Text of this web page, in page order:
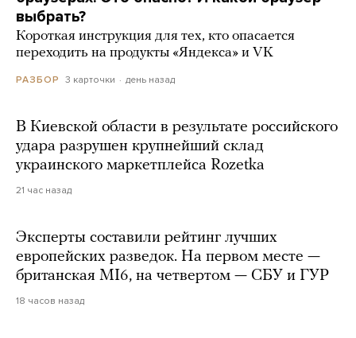
выбрать?
Короткая инструкция для тех, кто опасается
переходить на продукты «Яндекса» и VK
РАЗБОР 3 карточки день назад
В Киевской области в результате российского
удара разрушен крупнейший склад
украинского маркетплейса Rozetka
21 час назад
Эксперты составили рейтинг лучших
европейских разведок. На первом месте —
британская MI6, на четвертом — СБУ и ГУР
18 часов назад